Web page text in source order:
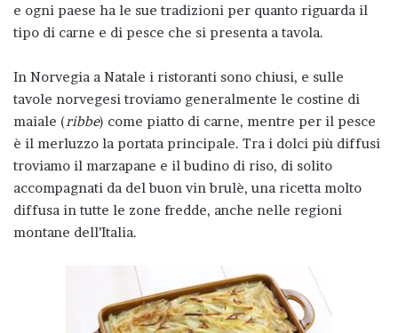
e ogni paese ha le sue tradizioni per quanto riguarda il
tipo di carne e di pesce che si presenta a tavola.
In Norvegia a Natale i ristoranti sono chiusi, e sulle
tavole norvegesi troviamo generalmente le costine di
maiale (ribbe) come piatto di carne, mentre per il pesce
è il merluzzo la portata principale. Tra i dolci più diffusi
troviamo il marzapane e il budino di riso, di solito
accompagnati da del buon vin brulè, una ricetta molto
diffusa in tutte le zone fredde, anche nelle regioni
montane dell’Italia.